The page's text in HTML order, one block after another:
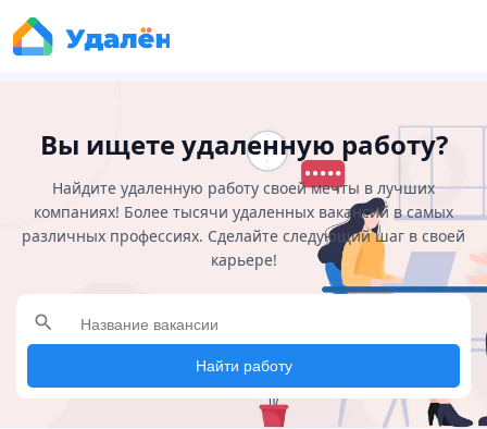
Вы ищете удаленную работу?
Найдите удаленную работу своей мечты в лучших
компаниях! Более тысячи удаленных вакансий в самых
различных профессиях. Сделайте следующий шаг в своей
карьере!
search
Найти работу